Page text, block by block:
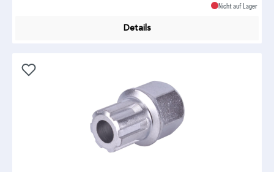
Nicht auf Lager
Details